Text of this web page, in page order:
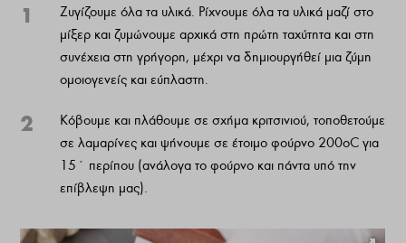
1
Ζυγίζουμε όλα τα υλικά. Ρίχνουμε όλα τα υλικά μαζί στο
μίξερ και ζυμώνουμε αρχικά στη πρώτη ταχύτητα και στη
συνέχεια στη γρήγορη, μέχρι να δημιουργήθεί μια ζύμη
ομοιογενείς και εύπλαστη.
2
Κόβουμε και πλάθουμε σε σχήμα κριτσινιού, τοποθετούμε
σε λαμαρίνες και ψήνουμε σε έτοιμο φούρνο 200οC για
15΄ περίπου (ανάλογα το φούρνο και πάντα υπό την
επίβλεψη μας).